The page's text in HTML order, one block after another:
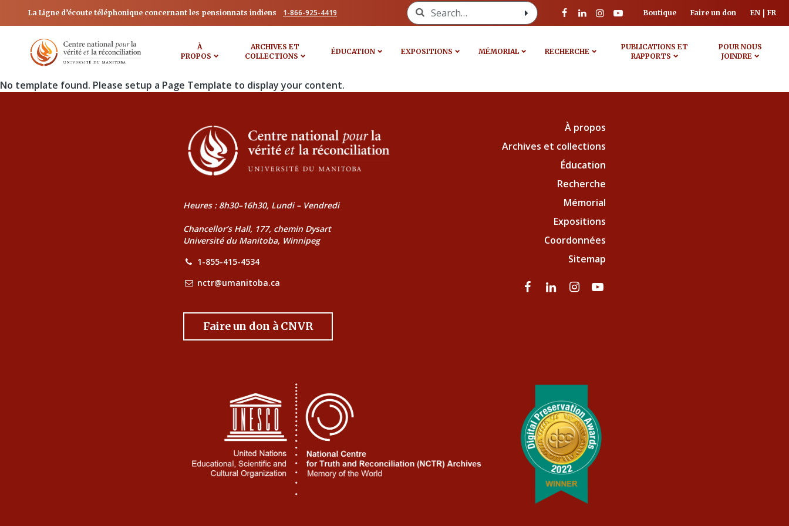
La Ligne d’écoute téléphonique concernant les pensionnats indiens 1-866-925-4419 Search for: Boutique Faire un don EN FR
À
PROPOS
ARCHIVES ET
COLLECTIONS
ÉDUCATION EXPOSITIONS MÉMORIAL RECHERCHE
PUBLICATIONS ET
RAPPORTS
POUR NOUS
JOINDRE
No template found. Please setup a Page Template to display your content.
Heures : 8h30–16h30, Lundi – Vendredi
Chancellor’s Hall, 177, chemin Dysart
Université du Manitoba, Winnipeg
1-855-415-4534
nctr@umanitoba.ca
Faire un don à CNVR
À propos
Archives et collections
Éducation
Recherche
Mémorial
Expositions
Coordonnées
Sitemap